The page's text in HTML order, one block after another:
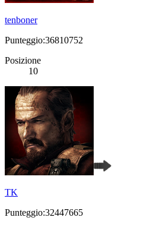
tenboner
Punteggio:36810752
Posizione
10
TK
Punteggio:32447665